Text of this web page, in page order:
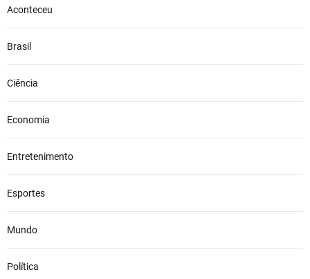
Aconteceu
Brasil
Ciência
Economia
Entretenimento
Esportes
Mundo
Política